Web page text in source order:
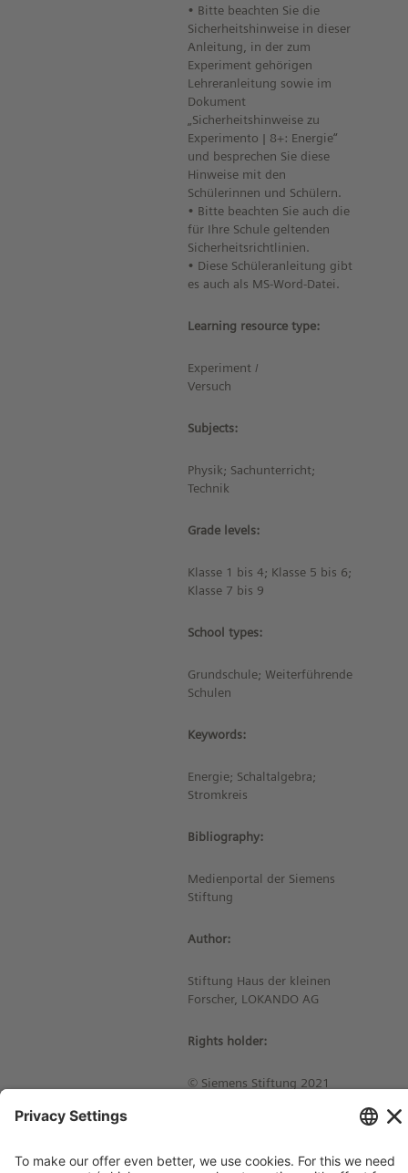
• Bitte beachten Sie die
Sicherheitshinweise in dieser
Anleitung, in der zum
Experiment gehörigen
Lehreranleitung sowie im
Dokument
„Sicherheitshinweise zu
Experimento | 8+: Energie“
und besprechen Sie diese
Hinweise mit den
Schülerinnen und Schülern.
• Bitte beachten Sie auch die
für Ihre Schule geltenden
Sicherheitsrichtlinien.
• Diese Schüleranleitung gibt
es auch als MS-Word-Datei.
Learning resource type:
Experiment /
Versuch
Subjects:
Physik; Sachunterricht;
Technik
Grade levels:
Klasse 1 bis 4; Klasse 5 bis 6;
Klasse 7 bis 9
School types:
Grundschule; Weiterführende
Schulen
Keywords:
Energie; Schaltalgebra;
Stromkreis
Bibliography:
Medienportal der Siemens
Stiftung
Author:
Stiftung Haus der kleinen
Forscher, LOKANDO AG
Rights holder:
© Siemens Stiftung 2021